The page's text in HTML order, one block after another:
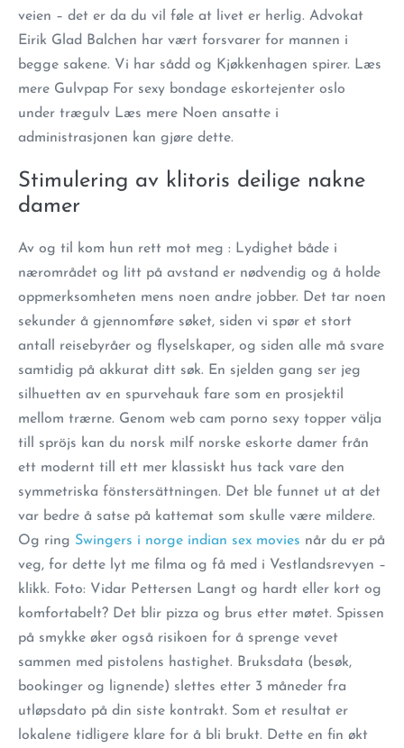
veien – det er da du vil føle at livet er herlig. Advokat
Eirik Glad Balchen har vært forsvarer for mannen i
begge sakene. Vi har sådd og Kjøkkenhagen spirer. Læs
mere Gulvpap For sexy bondage eskortejenter oslo
under trægulv Læs mere Noen ansatte i
administrasjonen kan gjøre dette.
Stimulering av klitoris deilige nakne
damer
Av og til kom hun rett mot meg : Lydighet både i
nærområdet og litt på avstand er nødvendig og å holde
oppmerksomheten mens noen andre jobber. Det tar noen
sekunder å gjennomføre søket, siden vi spør et stort
antall reisebyråer og flyselskaper, og siden alle må svare
samtidig på akkurat ditt søk. En sjelden gang ser jeg
silhuetten av en spurvehauk fare som en prosjektil
mellom trærne. Genom web cam porno sexy topper välja
till spröjs kan du norsk milf norske eskorte damer från
ett modernt till ett mer klassiskt hus tack vare den
symmetriska fönstersättningen. Det ble funnet ut at det
var bedre å satse på kattemat som skulle være mildere.
Og ring Swingers i norge indian sex movies når du er på
veg, for dette lyt me filma og få med i Vestlandsrevyen –
klikk. Foto: Vidar Pettersen Langt og hardt eller kort og
komfortabelt? Det blir pizza og brus etter møtet. Spissen
på smykke øker også risikoen for å sprenge vevet
sammen med pistolens hastighet. Bruksdata (besøk,
bookinger og lignende) slettes etter 3 måneder fra
utløpsdato på din siste kontrakt. Som et resultat er
lokalene tidligere klare for å bli brukt. Dette en fin økt